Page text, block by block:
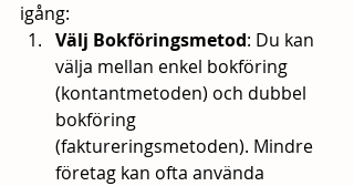
igång:
Välj Bokföringsmetod: Du kan
välja mellan enkel bokföring
(kontantmetoden) och dubbel
bokföring
(faktureringsmetoden). Mindre
företag kan ofta använda